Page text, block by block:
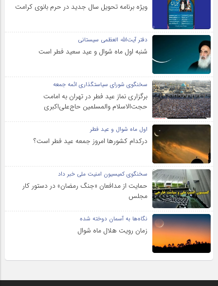
ویژه برنامه تحویل سال جدید در حرم بانوی کرامت
دفتر آیت‌الله العظمی سیستانی
شنبه اول ماه شوال و عید سعید فطر است
سخنگوی شورای سیاستگذاری ائمه جمعه
برگزاری نماز عید فطر در تهران به امامت
حجت‌الاسلام والمسلمین حاج‌علی‌اکبری
اول ماه شوال و عید فطر
درکدام کشورها امروز جمعه عید فطر است؟
سخنگوی کمیسیون امنیت ملی خبر داد
حمایت از مدافعان «جنگ رمضان» در دستور کار
مجلس
نگاه‌ها به آسمان دوخته شده
زمان رویت هلال ماه شوال